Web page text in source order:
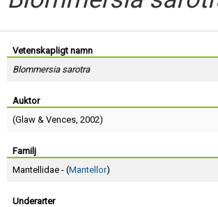
Vetenskapligt namn
Blommersia sarotra
Auktor
(Glaw & Vences, 2002)
Familj
Mantellidae - (Mantellor)
Underarter
Lösenord:
Terms of Service